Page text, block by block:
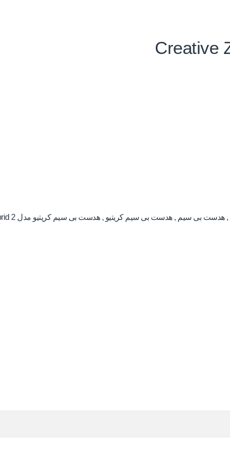
,هدست بی سیم ,هدست بی سیم کریتیو ,هدست بی سیم کریتیو مدل Creative Zen Hybrid 2